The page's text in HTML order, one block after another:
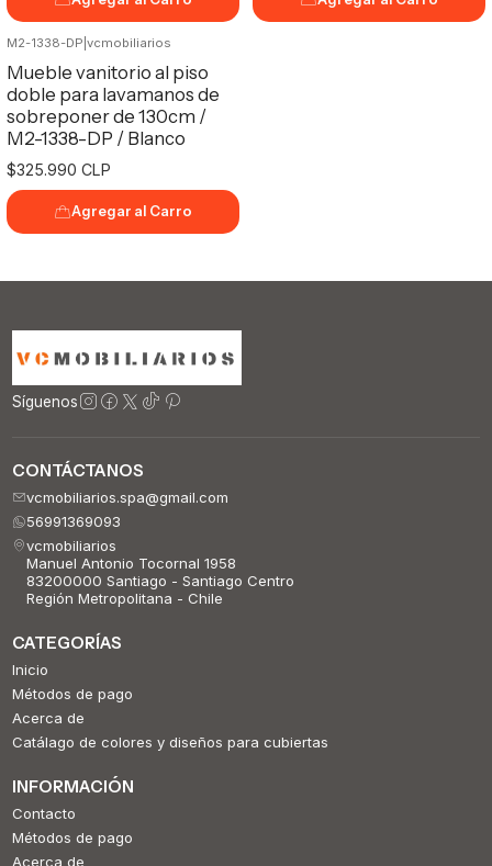
M2-1338-DP vcmobiliarios
Mueble vanitorio al piso
doble para lavamanos de
sobreponer de 130cm /
M2-1338-DP / Blanco
$325.990 CLP
Agregar al Carro
Síguenos
CONTÁCTANOS
vcmobiliarios.spa@gmail.com
56991369093
vcmobiliarios
Manuel Antonio Tocornal 1958
83200000 Santiago - Santiago Centro
Región Metropolitana - Chile
CATEGORÍAS
Inicio
Métodos de pago
Acerca de
Catálago de colores y diseños para cubiertas
INFORMACIÓN
Contacto
Métodos de pago
Acerca de